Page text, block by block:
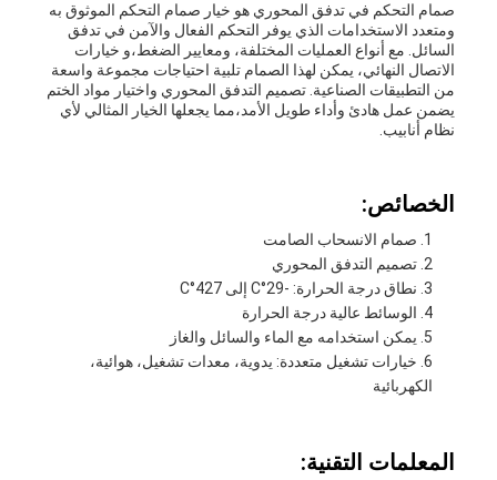
صمام التحكم في تدفق المحوري هو خيار صمام التحكم الموثوق به
ومتعدد الاستخدامات الذي يوفر التحكم الفعال والآمن في تدفق
السائل. مع أنواع العمليات المختلفة، ومعايير الضغط،و خيارات
الاتصال النهائي، يمكن لهذا الصمام تلبية احتياجات مجموعة واسعة
من التطبيقات الصناعية. تصميم التدفق المحوري واختيار مواد الختم
يضمن عمل هادئ وأداء طويل الأمد،مما يجعلها الخيار المثالي لأي
نظام أنابيب.
الخصائص:
صمام الانسحاب الصامت
تصميم التدفق المحوري
نطاق درجة الحرارة: -29°C إلى 427°C
الوسائط عالية درجة الحرارة
يمكن استخدامه مع الماء والسائل والغاز
خيارات تشغيل متعددة: يدوية، معدات تشغيل، هوائية،
الكهربائية
المعلمات التقنية: